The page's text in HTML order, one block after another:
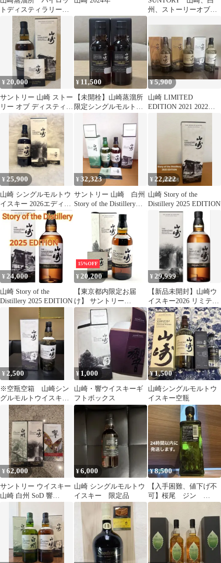
トディスティラリー
190ml
州、ストーリーオブデ
¥ 20,000
サントリー 山崎 ストー
リー オブ ディスティラ
リー 2025 ウイスキー
¥ 11,500
【未開栓】山崎蒸溜所
限定シングルモルト
180ml 2本
¥5,900
山崎 LIMITED
EDITION 2021 2022
¥ 25,900
山崎 シングルモルトウ
イスキー 2026エディシ
ョン
¥32,323
サントリー 山崎 白州
Story of the Distillery
¥ 22,222
山崎 Story of the
Distillery 2025 EDITION
¥ 24,000
山崎 Story of the
Distillery 2025 EDITION
15%OFF
¥20,200
【東京都内限定お届
け】 サントリー
SUNTORY 山崎 ストー
リーオブザディスティ
ラリー 2024 700ml 国産
ウイスキー 【古酒】
¥ 29,999
【新品未開封】山崎ウ
イスキー2026 リミテッ
ドエディション 700ml
¥2,500
※空瓶空箱 山崎シン
グルモルトウイスキー
ストーリー・オブ・
ザ・ディスティラリー
¥ 1,000
山崎・響ウイスキーギ
フトボックス
¥1,500
山崎シングルモルトウ
イスキー空瓶
¥62,000
サントリー ウイスキー
山崎 白州 SoD 響
¥6,000
山崎 シングルモルトウ
イスキー 限定品
¥8,500
【入手困難、値下げ不
可】桜尾 ジン
HIROSHIMA